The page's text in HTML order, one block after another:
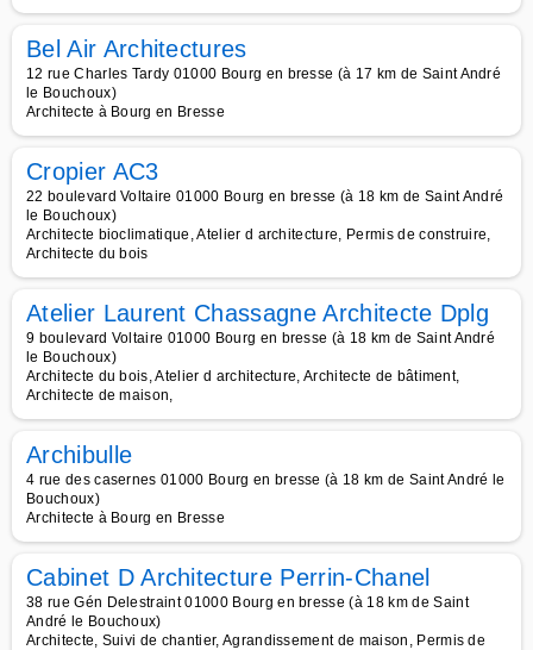
Bel Air Architectures
12 rue Charles Tardy 01000 Bourg en bresse (à 17 km de Saint André
le Bouchoux)
Architecte à Bourg en Bresse
Cropier AC3
22 boulevard Voltaire 01000 Bourg en bresse (à 18 km de Saint André
le Bouchoux)
Architecte bioclimatique, Atelier d architecture, Permis de construire,
Architecte du bois
Atelier Laurent Chassagne Architecte Dplg
9 boulevard Voltaire 01000 Bourg en bresse (à 18 km de Saint André
le Bouchoux)
Architecte du bois, Atelier d architecture, Architecte de bâtiment,
Architecte de maison,
Archibulle
4 rue des casernes 01000 Bourg en bresse (à 18 km de Saint André le
Bouchoux)
Architecte à Bourg en Bresse
Cabinet D Architecture Perrin-Chanel
38 rue Gén Delestraint 01000 Bourg en bresse (à 18 km de Saint
André le Bouchoux)
Architecte, Suivi de chantier, Agrandissement de maison, Permis de